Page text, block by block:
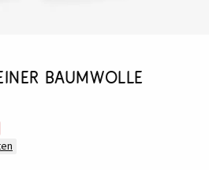
Baumwolle